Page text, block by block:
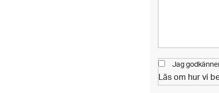
Jag
Läs om hur vi